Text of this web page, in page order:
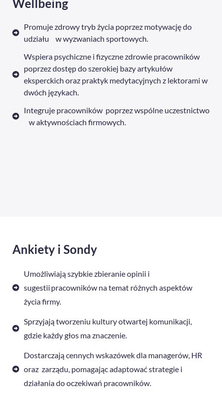
Wellbeing
Promuje zdrowy tryb życia poprzez motywację do
udziału w wyzwaniach sportowych.
Wspiera psychiczne i fizyczne zdrowie pracowników
poprzez dostęp do szerokiej bazy artykułów
eksperckich oraz praktyk medytacyjnych z lektorami w
dwóch językach.
Integruje pracowników poprzez wspólne uczestnictwo
w aktywnościach firmowych.
Ankiety i Sondy
Umożliwiają szybkie zbieranie opinii i
sugestii pracowników na temat różnych aspektów
życia firmy.
Sprzyjają tworzeniu kultury otwartej komunikacji,
gdzie każdy głos ma znaczenie.
Dostarczają cennych wskazówek dla managerów, HR
oraz zarządu, pomagając adaptować strategie i
działania do oczekiwań pracowników.